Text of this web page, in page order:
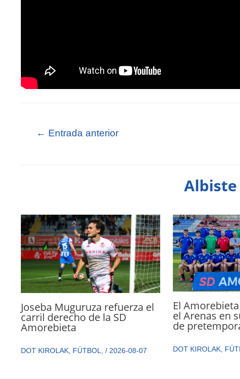
← Entrada anterior
Joseba Muguruza refuerza el
carril derecho de la SD
Amorebieta
DOT KIROLAK, FÚTBOL / 2026-08-07
El
el Arenas en
de
DOT KIROLAK,